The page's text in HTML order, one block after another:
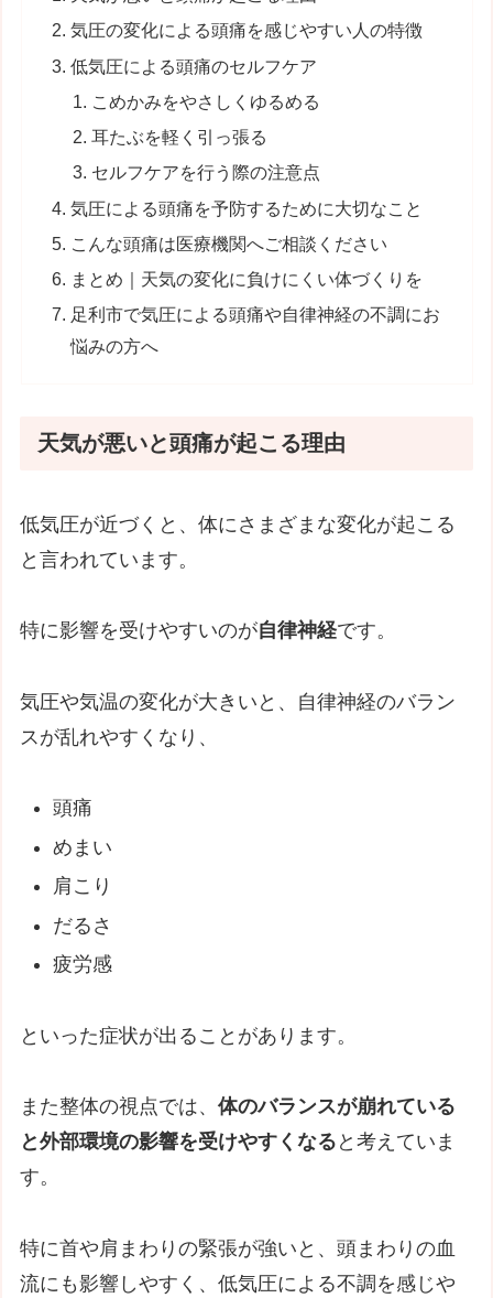
気圧の変化による頭痛を感じやすい人の特徴
低気圧による頭痛のセルフケア
こめかみをやさしくゆるめる
耳たぶを軽く引っ張る
セルフケアを行う際の注意点
気圧による頭痛を予防するために大切なこと
こんな頭痛は医療機関へご相談ください
まとめ｜天気の変化に負けにくい体づくりを
足利市で気圧による頭痛や自律神経の不調にお
悩みの方へ
天気が悪いと頭痛が起こる理由
低気圧が近づくと、体にさまざまな変化が起こる
と言われています。
特に影響を受けやすいのが自律神経です。
気圧や気温の変化が大きいと、自律神経のバラン
スが乱れやすくなり、
頭痛
めまい
肩こり
だるさ
疲労感
といった症状が出ることがあります。
また整体の視点では、体のバランスが崩れている
と外部環境の影響を受けやすくなる と考えていま
す。
特に首や肩まわりの緊張が強いと、頭まわりの血
流にも影響しやすく、低気圧による不調を感じや